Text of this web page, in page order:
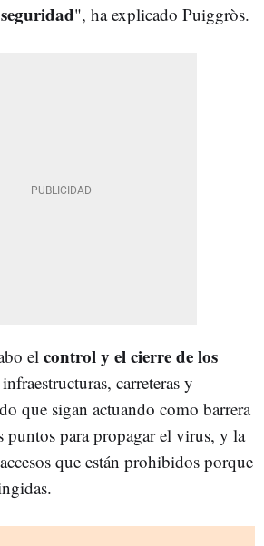
", ha explicado Puiggròs.
el control y el cierre de los
carreteras y
que sigan actuando como barrera
puntos para propagar el virus, y la
que están prohibidos porque